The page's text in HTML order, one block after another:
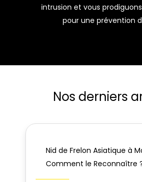
intrusion et vous
pour une prévention
Nos derniers
Nid de Frelon Asiatique à
Comment le Reconnaître